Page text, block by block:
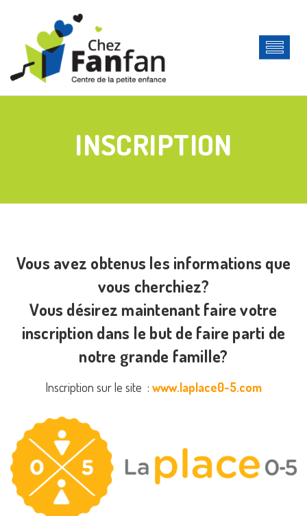
INSCRIPTION
Vous avez obtenus les informations que
vous cherchiez?
Vous désirez maintenant faire votre
inscription dans le but de faire parti de
notre grande famille?
Inscription sur le site : www.laplace0-5.com